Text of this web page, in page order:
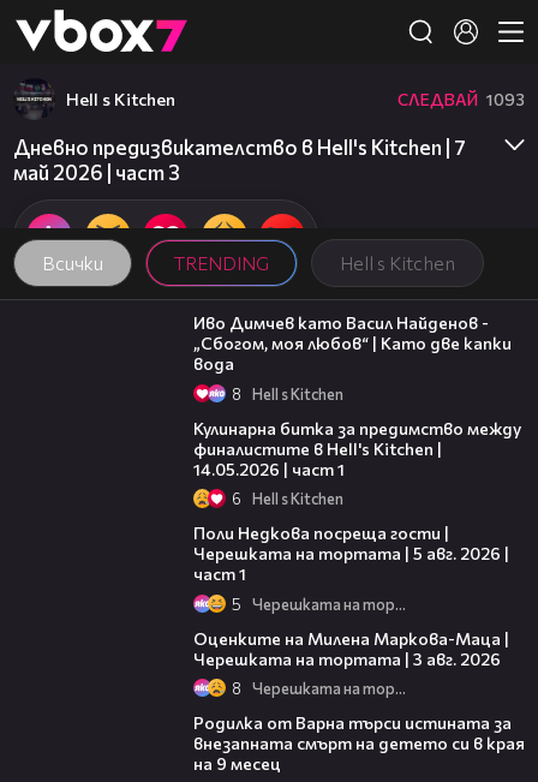
👾
Това съдържание не е достъпно.
Всички TRENDING Hell s Kitchen
Hell s Kitchen СЛЕДВАЙ 1093
Дневно предизвикателство в Hell's Kitchen | 7
май 2026 | част 3
07:36
Иво Димчев като Васил Найденов -
„Сбогом, моя любов“ | Като две капки
вода
8 Hell s Kitchen
Кулинарна битка за предимство между
финалистите в Hell's Kitchen |
14.05.2026 | част 1
6 Hell s Kitchen
Поли Недкова посреща гости |
Черешката на тортата | 5 авг. 2026 |
част 1
5 Черешката на тортата
Оценките на Милена Маркова-Маца |
Черешката на тортата | 3 авг. 2026
8 Черешката на тортата
Родилка от Варна търси истината за
внезапната смърт на детето си в края
на 9 месец